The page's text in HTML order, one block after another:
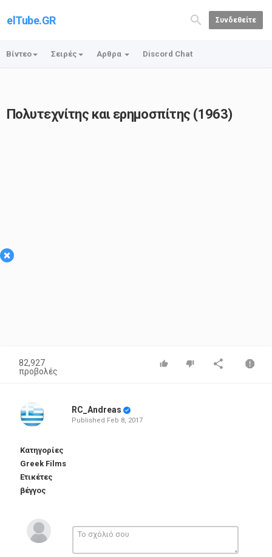
elTube.GR Συνδεθείτε
Βίντεο Σειρές Αρθρα Discord Chat
Πολυτεχνίτης και ερημοσπίτης (1963)
×
82,927
προβολές
RC_Andreas
Published Feb 8, 2017
Κατηγορίες
Greek Films
Ετικέτες
βέγγος